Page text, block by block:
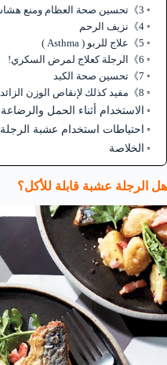
3》تحسين صحة العظام ومنع هشاشتها
4》نزيف الرحم
5》علاج للربو ( Asthma )
6》الرجلة كعلاج لمرض السكري!
7》تحسين صحة الكبد
8》مفيد كذلك لإنقاص الوزن الزائد
الاستخدام أثناء الحمل والرضاعة
احتياطات استخدام عشبة الرجلة
الخلاصة
هل الرجلة عشبة قابلة للأكل؟